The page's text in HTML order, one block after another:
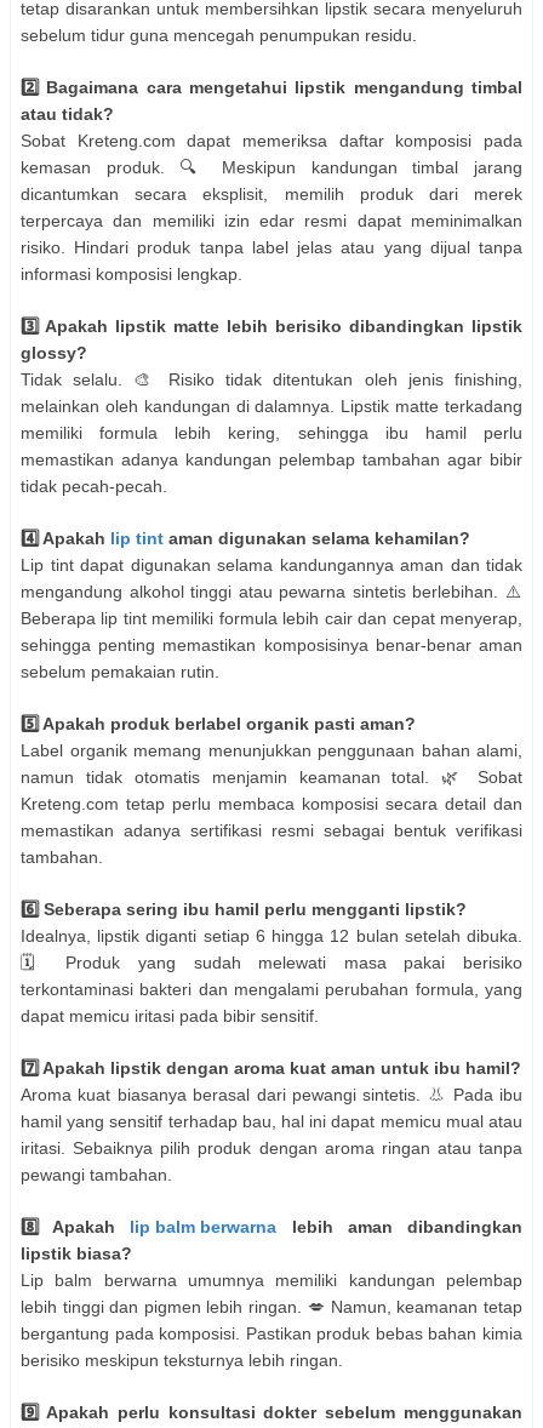
tetap disarankan untuk membersihkan lipstik secara menyeluruh
sebelum tidur guna mencegah penumpukan residu.
2️⃣ Bagaimana cara mengetahui lipstik mengandung timbal
atau tidak?
Sobat Kreteng.com dapat memeriksa daftar komposisi pada
kemasan produk. 🔍 Meskipun kandungan timbal jarang
dicantumkan secara eksplisit, memilih produk dari merek
terpercaya dan memiliki izin edar resmi dapat meminimalkan
risiko. Hindari produk tanpa label jelas atau yang dijual tanpa
informasi komposisi lengkap.
3️⃣ Apakah lipstik matte lebih berisiko dibandingkan lipstik
glossy?
Tidak selalu. 🎨 Risiko tidak ditentukan oleh jenis finishing,
melainkan oleh kandungan di dalamnya. Lipstik matte terkadang
memiliki formula lebih kering, sehingga ibu hamil perlu
memastikan adanya kandungan pelembap tambahan agar bibir
tidak pecah-pecah.
4️⃣ Apakah lip tint aman digunakan selama kehamilan?
Lip tint dapat digunakan selama kandungannya aman dan tidak
mengandung alkohol tinggi atau pewarna sintetis berlebihan. ⚠️
Beberapa lip tint memiliki formula lebih cair dan cepat menyerap,
sehingga penting memastikan komposisinya benar-benar aman
sebelum pemakaian rutin.
5️⃣ Apakah produk berlabel organik pasti aman?
Label organik memang menunjukkan penggunaan bahan alami,
namun tidak otomatis menjamin keamanan total. 🌿 Sobat
Kreteng.com tetap perlu membaca komposisi secara detail dan
memastikan adanya sertifikasi resmi sebagai bentuk verifikasi
tambahan.
6️⃣ Seberapa sering ibu hamil perlu mengganti lipstik?
Idealnya, lipstik diganti setiap 6 hingga 12 bulan setelah dibuka.
🗓️ Produk yang sudah melewati masa pakai berisiko
terkontaminasi bakteri dan mengalami perubahan formula, yang
dapat memicu iritasi pada bibir sensitif.
7️⃣ Apakah lipstik dengan aroma kuat aman untuk ibu hamil?
Aroma kuat biasanya berasal dari pewangi sintetis. 👃 Pada ibu
hamil yang sensitif terhadap bau, hal ini dapat memicu mual atau
iritasi. Sebaiknya pilih produk dengan aroma ringan atau tanpa
pewangi tambahan.
8️⃣ Apakah lip balm berwarna lebih aman dibandingkan
lipstik biasa?
Lip balm berwarna umumnya memiliki kandungan pelembap
lebih tinggi dan pigmen lebih ringan. 💋 Namun, keamanan tetap
bergantung pada komposisi. Pastikan produk bebas bahan kimia
berisiko meskipun teksturnya lebih ringan.
9️⃣ Apakah perlu konsultasi dokter sebelum menggunakan